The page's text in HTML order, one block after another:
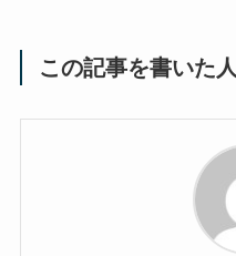
この記事を書いた人